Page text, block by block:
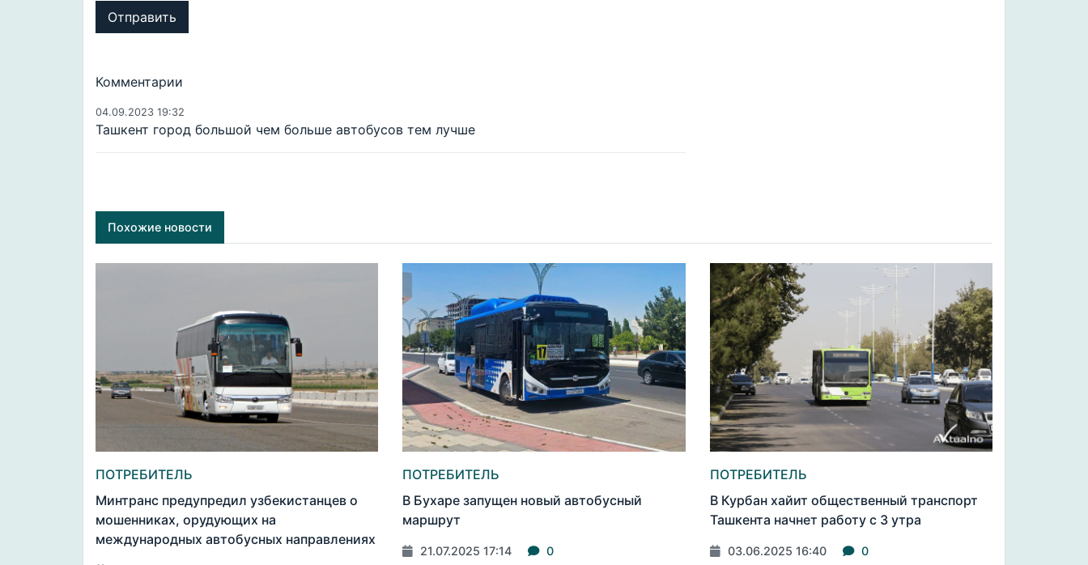
Отправить
Комментарии
04.09.2023 19:32
Ташкент город большой чем больше автобусов тем лучше
Похожие новости
ПОТРЕБИТЕЛЬ
Минтранс предупредил узбекистанцев о
мошенниках, орудующих на
международных автобусных направлениях
ПОТРЕБИТЕЛЬ
В Бухаре запущен новый автобусный
маршрут
21.07.2025 17:14 0
ПОТРЕБИТЕЛЬ
В Курбан хайит общественный транспорт
Ташкента начнет работу с 3 утра
03.06.2025 16:40 0